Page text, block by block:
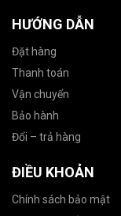
HƯỚNG DẪN
Đặt hàng
Thanh toán
Vận chuyển
Bảo hành
Đổi – trả hàng
ĐIỀU KHOẢN
Chính sách bảo mật